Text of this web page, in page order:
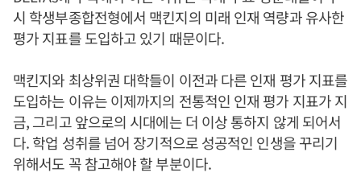
시 학생부종합전형에서 맥킨지의 미래 인재 역량과 유사한
평가 지표를 도입하고 있기 때문이다.
맥킨지와 최상위권 대학들이 이전과 다른 인재 평가 지표를
도입하는 이유는 이제까지의 전통적인 인재 평가 지표가 지
금, 그리고 앞으로의 시대에는 더 이상 통하지 않게 되어서
다. 학업 성취를 넘어 장기적으로 성공적인 인생을 꾸리기
위해서도 꼭 참고해야 할 부분이다.